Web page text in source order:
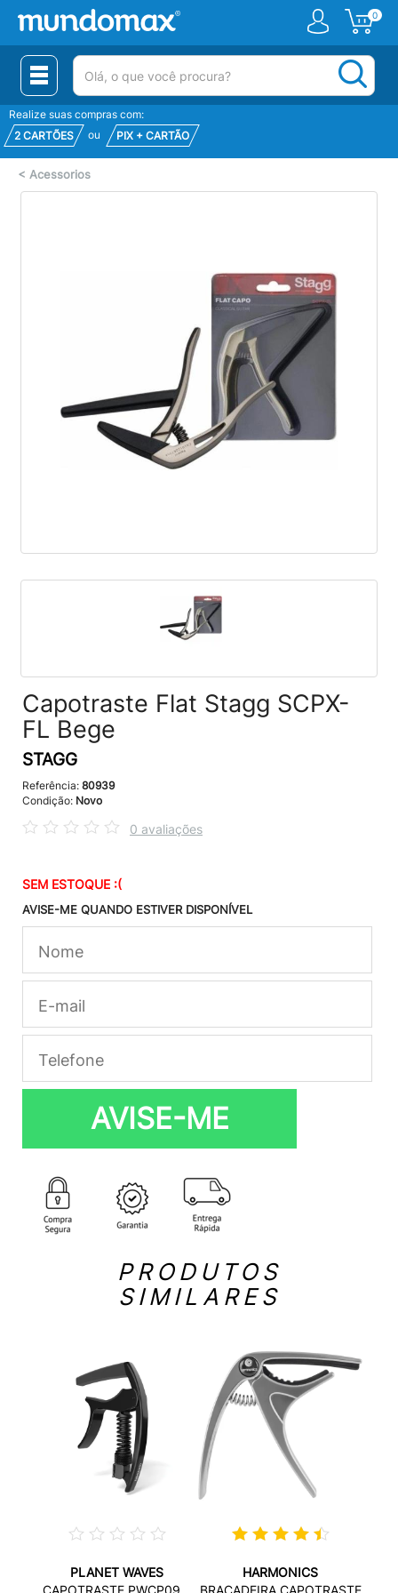
0
(pesquisar)
Realize suas compras com:
2 CARTÕES
ou PIX + CARTÃO
< Acessorios
Capotraste Flat Stagg SCPX-
FL Bege
STAGG
Referência: 80939
Condição: Novo
0 avaliações
SEM ESTOQUE :(
AVISE-ME QUANDO ESTIVER DISPONÍVEL
AVISE-ME
PRODUTOS
SIMILARES
PLANET WAVES
CAPOTRASTE PWCP09...
HARMONICS
BRAÇADEIRA CAPOTRASTE